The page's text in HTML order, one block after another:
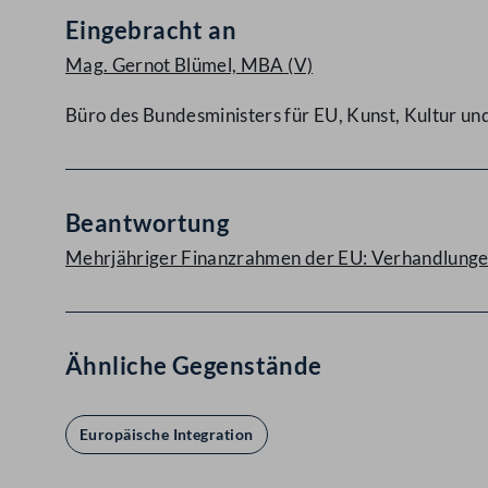
Eingebracht an
Mag. Gernot Blümel, MBA (V)
Büro des Bundesministers für EU, Kunst, Kultur
Beantwortung
Mehrjähriger Finanzrahmen der EU:
Ähnliche Gegenstände
Europäische Integration